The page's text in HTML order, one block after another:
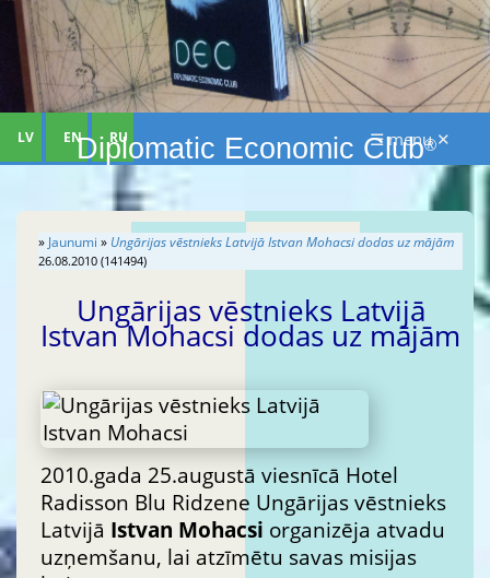
Diplomatic Economic Club®
LV EN RU ☰ menu ✕
» Jaunumi » Ungārijas vēstnieks Latvijā Istvan Mohacsi dodas uz mājām
26.08.2010 (141494)
Ungārijas vēstnieks Latvijā
Istvan Mohacsi dodas uz mājām
2010.gada 25.augustā viesnīcā Hotel
Radisson Blu Ridzene Ungārijas vēstnieks
Latvijā Istvan Mohacsi organizēja atvadu
uzņemšanu, lai atzīmētu savas misijas